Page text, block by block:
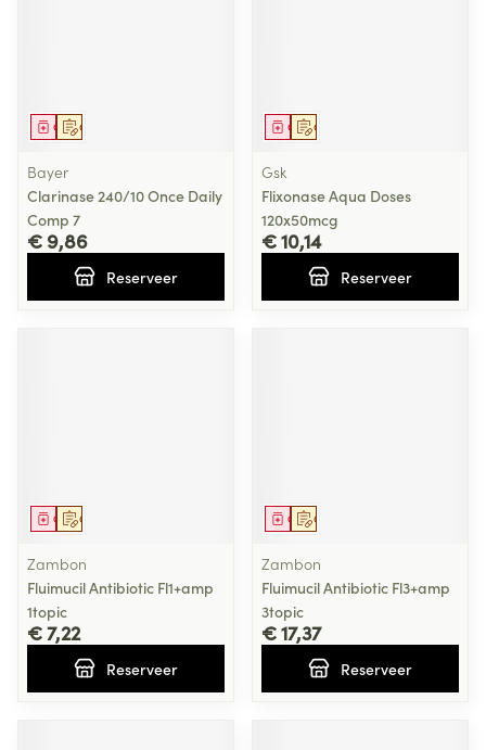
Op voorschrift
Geneesmiddel
Bayer
Clarinase 240/10 Once Daily
Comp 7
€ 9,86
Reserveer
Op voorschrift
Geneesmiddel
Gsk
Flixonase Aqua Doses
120x50mcg
€ 10,14
Reserveer
Op voorschrift
Geneesmiddel
Zambon
Fluimucil Antibiotic Fl1+amp
1topic
€ 7,22
Reserveer
Op voorschrift
Geneesmiddel
Zambon
Fluimucil Antibiotic Fl3+amp
3topic
€ 17,37
Reserveer